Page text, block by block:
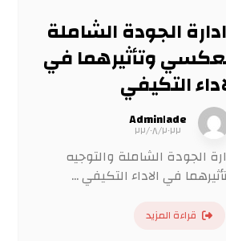
الجودة الشاملة
وتأثيرهما في
التكيفي
Admin١ade
٢٢/٠٨/٢٠٢٢
الجودة الشاملة والتوجيه
في الاداء التكيفي ...
قراءة المزيد